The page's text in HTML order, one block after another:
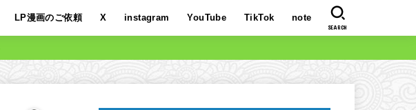
LP漫画のご依頼 X instagram YouTube TikTok note
SEARCH